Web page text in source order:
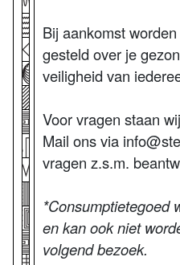
Bij aankomst
gesteld over je
veiligheid van
Voor vragen staan
Mail ons via
vragen z.s.m.
*Consumptietegoed
en kan ook niet
volgend bezoek.